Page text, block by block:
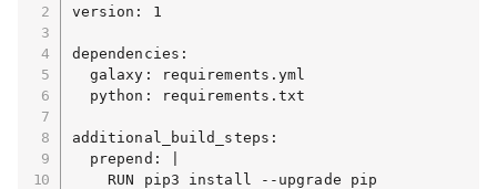
version: 1
dependencies:
  galaxy: requirements.yml
  python: requirements.txt
additional_build_steps:
  prepend: |
    RUN pip3 install --upgrade pip